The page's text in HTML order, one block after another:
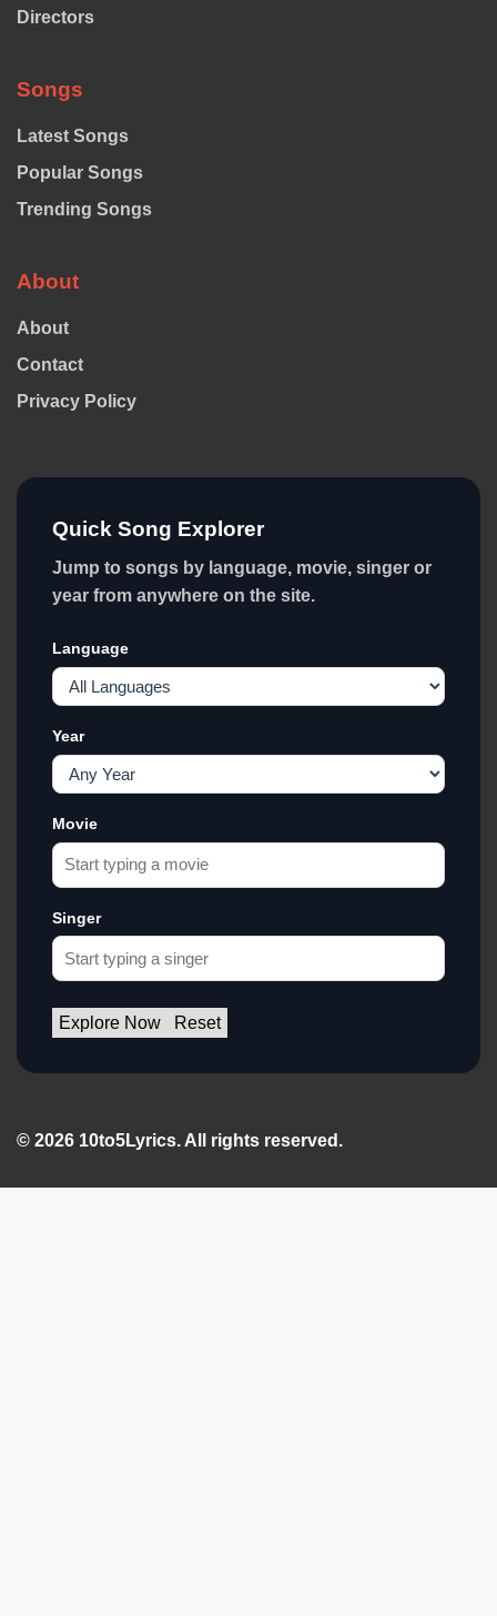
Directors
Songs
Latest Songs
Popular Songs
Trending Songs
About
About
Contact
Privacy Policy
Quick Song Explorer
Jump to songs by language, movie, singer or
year from anywhere on the site.
Language
Year
Movie
Singer
Explore Now Reset
© 2026 10to5Lyrics. All rights reserved.